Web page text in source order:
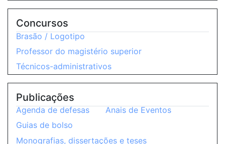
Concursos
Brasão / Logotipo
Professor do magistério superior
Técnicos-administrativos
Publicações
Agenda de defesas
Anais de Eventos
Guias de bolso
Monografias, dissertações e teses